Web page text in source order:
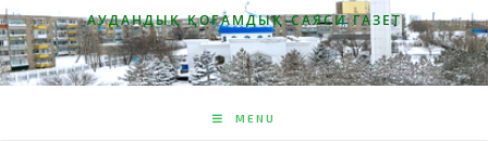
АУДАНДЫҚ ҚОҒАМДЫҚ-САЯСИ ГАЗЕТ
MENU